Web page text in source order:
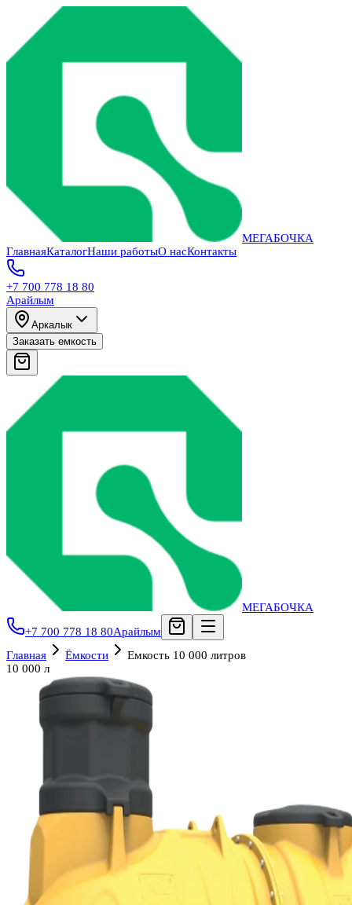
МЕГАБОЧКА
ГлавнаяКаталогНаши работыО насКонтакты
+7 700 778 18 80
Арайлым
Аркалык
Заказать емкость
МЕГАБОЧКА
+7 700 778 18 80Арайлым
Главная
Ёмкости
Емкость 10 000 литров
10 000 л